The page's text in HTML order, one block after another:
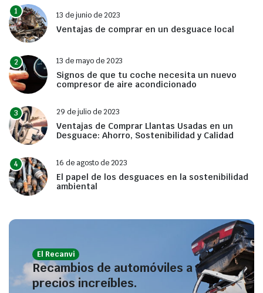
1 13 de junio de 2023
Ventajas de comprar en un desguace local
2 13 de mayo de 2023
Signos de que tu coche necesita un nuevo
compresor de aire acondicionado
3 29 de julio de 2023
Ventajas de Comprar Llantas Usadas en un
Desguace: Ahorro, Sostenibilidad y Calidad
4 16 de agosto de 2023
El papel de los desguaces en la sostenibilidad
ambiental
El Recanvi
Recambios de automóviles a
precios increíbles.